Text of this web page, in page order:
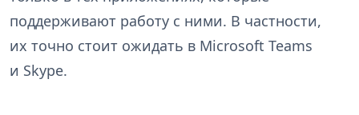
поддерживают работу с ними. В частности,
их точно стоит ожидать в Microsoft Teams
и Skype.